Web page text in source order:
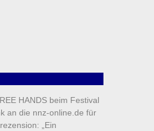
HANDS beim Festival
an die nnz-online.de für
„Ein